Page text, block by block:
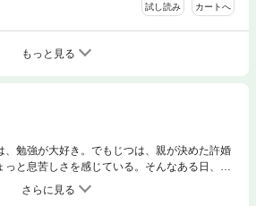
試し読み カートへ
もっと見る
、勉強が大好き。でもじつは、親が決めた許婚
と息苦しさを感じている。そんなある日、東
敦盛と出会う。独特の価値観を持つ敦盛は、地
まさかの結婚を提案！ 敦盛に強く惹かれてい